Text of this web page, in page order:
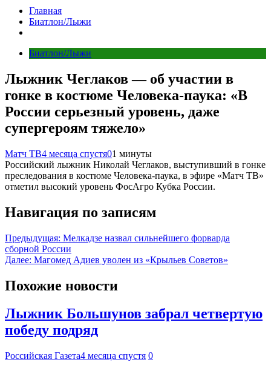
Главная
Биатлон/Лыжи
Биатлон/Лыжи
Лыжник Чеглаков — об участии в
гонке в костюме Человека‑паука: «В
России серьезный уровень, даже
супергероям тяжело»
Матч ТВ4 месяца спустя01 минуты
Российский лыжник Николай Чеглаков, выступивший в гонке
преследования в костюме Человека‑паука, в эфире «Матч ТВ»
отметил высокий уровень ФосАгро Кубка России.
Навигация по записям
Предыдущая: Мелкадзе назвал сильнейшего форварда
сборной России
Далее: Магомед Адиев уволен из «Крыльев Советов»
Похожие новости
Лыжник Большунов забрал четвертую
победу подряд
Российская Газета4 месяца спустя 0